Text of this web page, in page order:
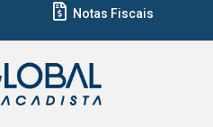
Notas Fiscais